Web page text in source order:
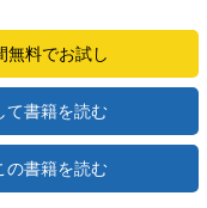
無料でお試し
て書籍を読む
の書籍を読む